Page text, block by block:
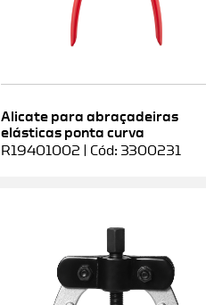
Alicate para abraçadeiras
elásticas ponta curva
R19401002 | Cód: 3300231